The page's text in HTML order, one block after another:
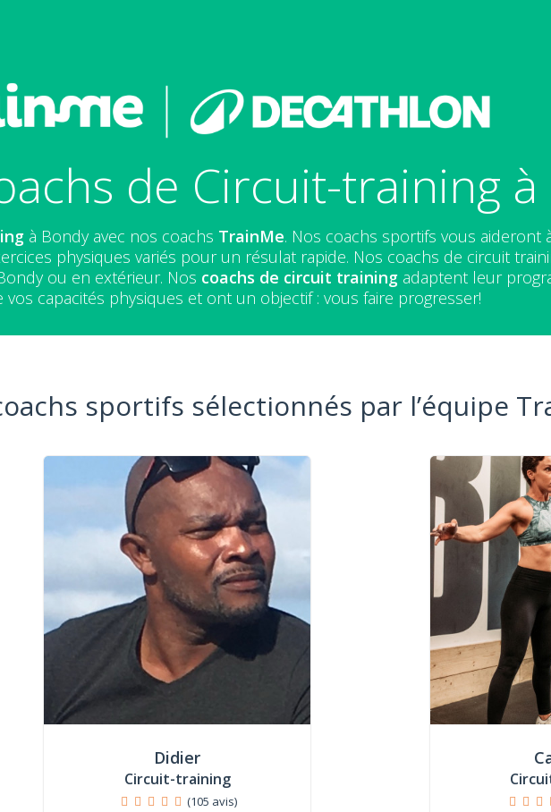
de Circuit-training
à Bondy avec nos coachs TrainMe. Nos coachs sportifs vous aideront
physiques variés pour un résulat rapide. Nos coachs de circuit
ou en extérieur. Nos coachs de circuit training adaptent leur
capacités physiques et ont un objectif : vous faire progresser!
sportifs sélectionnés par l’équipe
Didier
Circuit-training
(105 avis)